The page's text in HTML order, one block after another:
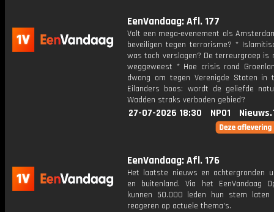
EenVandaag: Afl. 177
Valt een mega-evenement als
beveiligen tegen terrorisme? *
was toch verslagen? De terreurgroep is
weggeweest * Hoe crisis rond
dwong om tegen Verenigde Staten in
Eilanders boos: wordt de geliefde
Wadden straks verboden gebied?
27-07-2026 18:30 NPO1
EenVandaag: Afl. 176
Het laatste nieuws en achtergronden
en buitenland. Via het EenVandaag
kunnen 50.000 leden hun stem laten
reageren op actuele thema's.